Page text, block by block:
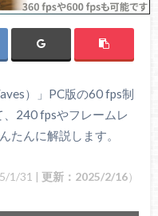
）」PC版の60 fps制
240 fpsやフレームレ
たんに解説します。
1/31 |更新：2025/2/16）